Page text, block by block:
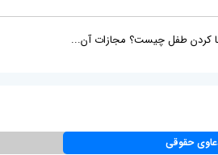
کردن طفل چیست؟ مجازات آن...
حقوقی